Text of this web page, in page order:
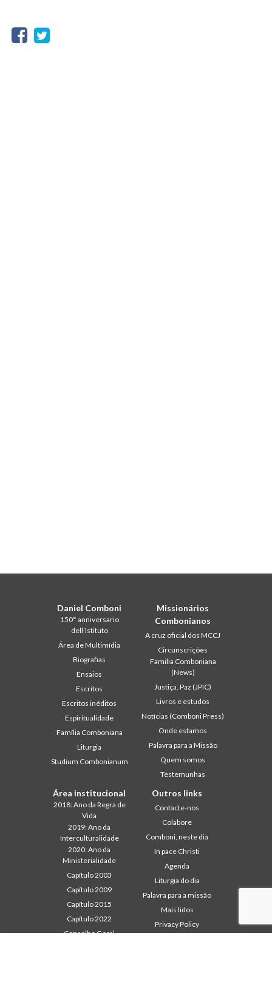
Daniel Comboni
150° anniversario
dell’Istituto
Área de Multimídia
Biografias
Ensaios
Escritos
Escritos inéditos
Espiritualidade
Família Comboniana
Liturgia
Studium Combonianum
Missionários
Combonianos
A cruz oficial dos MCCJ
Circunscrições
Familia Comboniana
(News)
Justiça, Paz (JPIC)
Livros e estudos
Notícias (Comboni Press)
Onde estamos
Palavra para a Missão
Quem somos
Testemunhas
Área institucional
2018: Ano da Regra de
Vida
2019: Ano da
Interculturalidade
2020: Ano da
Ministerialidade
Capítulo 2003
Capítulo 2009
Capítulo 2015
Capítulo 2022
Conselho Geral
Outros links
Contacte-nos
Colabore
Comboni, neste dia
In pace Christi
Agenda
Liturgia do dia
Palavra para a missão
Mais lidos
Privacy Policy